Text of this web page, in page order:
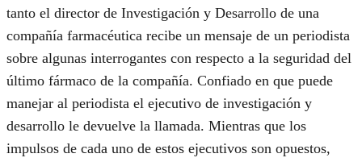
tanto el director de Investigación y Desarrollo de una
compañía farmacéutica recibe un mensaje de un periodista
sobre algunas interrogantes con respecto a la seguridad del
último fármaco de la compañía. Confiado en que puede
manejar al periodista el ejecutivo de investigación y
desarrollo le devuelve la llamada. Mientras que los
impulsos de cada uno de estos ejecutivos son opuestos,